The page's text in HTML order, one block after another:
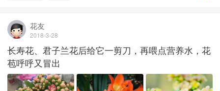
花友
2018-3-28
长寿花、君子兰花后给它一剪刀，再喂点营养水，花
苞呼呼又冒出